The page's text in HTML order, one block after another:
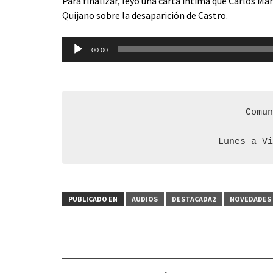
Quijano sobre la desaparición de Castro.
Reproductor
00:00
Lunes a
PUBLICADO EN AUDIOS DESTACADA2